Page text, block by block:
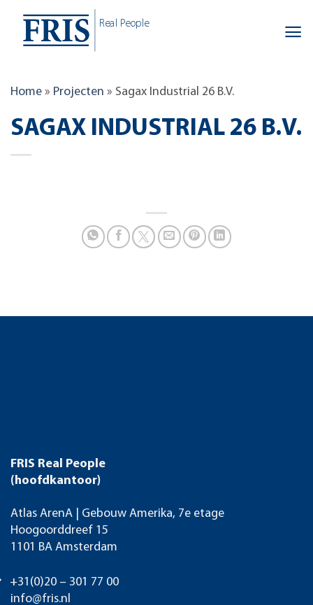
content
Real People
Home » Projecten » Sagax Industrial 26 B.V.
SAGAX INDUSTRIAL 26 B.V.
FRIS Real People
(hoofdkantoor)
Atlas ArenA | Gebouw Amerika, 7e etage
Hoogoorddreef 15
1101 BA Amsterdam
+31(0)20 – 301 77 00
info@fris.nl